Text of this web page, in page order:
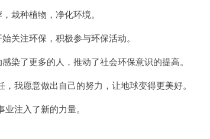
种植物，净化环境。
注环保，积极参与环保活动。
了更多的人，推动了社会环保意识的提高。
我愿意做出自己的努力，让地球变得更美好。
注入了新的力量。